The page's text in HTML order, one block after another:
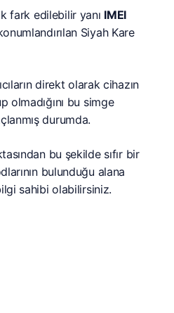
fark edilebilir yanı IMEI
Siyah Kare
direkt olarak cihazın
olmadığını bu simge
durumda.
bu şekilde sıfır bir
bulunduğu alana
sahibi olabilirsiniz.